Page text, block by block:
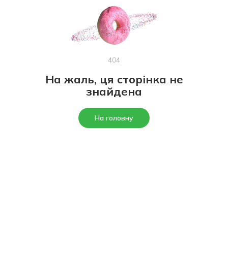
404
На жаль, ця сторінка не
знайдена
На головну